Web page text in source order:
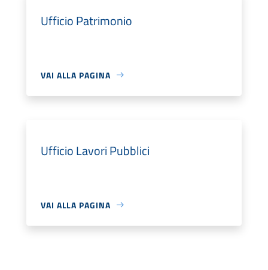
Ufficio Patrimonio
VAI ALLA PAGINA
Ufficio Lavori Pubblici
VAI ALLA PAGINA